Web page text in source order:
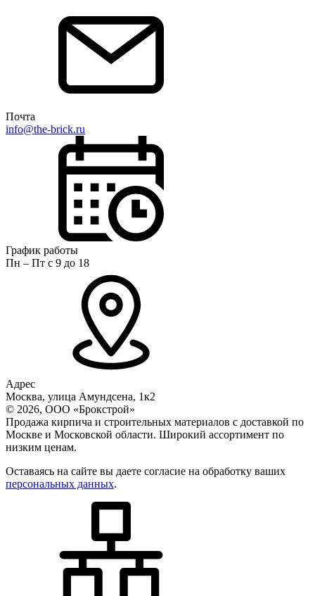
Почта
info@the-brick.ru
График работы
Пн – Пт с 9 до 18
Адрес
Москва, улица Амундсена, 1к2
© 2026, ООО «Брокстрой»
Продажа кирпича и строительных материалов с доставкой по
Москве и Московской области. Широкий ассортимент по
низким ценам.
Оставаясь на сайте вы даете согласие на обработку ваших
персональных данных.